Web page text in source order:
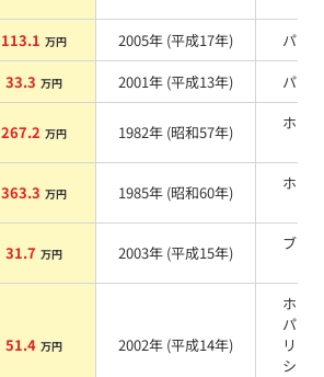
113.1 万円 2005年 (平成17年)
パール
33.3 万円 2001年 (平成13年) パール
267.2 万円 1982年 (昭和57年)
ホワ
363.3 万円 1985年 (昭和60年)
ホワ
31.7 万円 2003年 (平成15年)
ブラ
51.4 万円 2002年 (平成14年)
ホワ
パー
リス
シャ